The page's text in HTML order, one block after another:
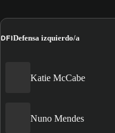
DFIDefensa izquierdo/a
Katie McCabe
Nuno Mendes